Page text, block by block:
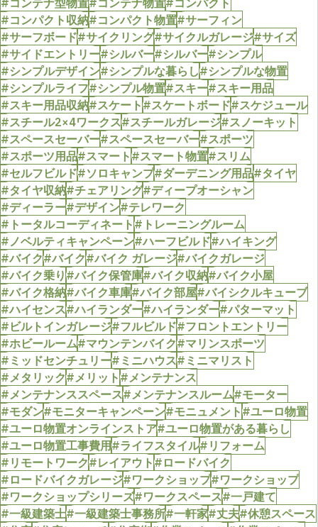
#コンテナ型物置#コンテナ物置#コンパクト
#コンパクト収納#コンパクト物置#サーフィン
#サーフボード#サイクリング#サイクルガレージ#サイズ
#サイドエントリー#シルバー#シルバー#シンプル
#シンプルデザイン#シンプルな暮らし#シンプルな物置
#シンプルライフ#シンプル物置#スキー#スキー用品
#スキー用品収納#スケート#スケートボード#スケジュール
#スチール2×4ワークス#スチールガレージ#スノーキット
#スペースセーバー#スペースセーバー#スポーツ
#スポーツ用品#スマート#スマート物置#スリム
#セルフビルド#ソロキャンプ#ダーデニング用品#タイヤ
#タイヤ収納#チェアリング#ディープオーシャン
#ディーラー#デザイン#テレワーク
#トータルコーディネート#トレーニングルーム
#ノベルティキャンペーン#ハーフビルド#ハイキング
#バイク#バイク#バイク ガレージ#バイクガレージ
#バイク乗り#バイク保管庫#バイク収納#バイク小屋
#バイク格納#バイク車庫#バイク部屋#バイシクルキューブ
#ハイセンス#ハイランダー#ハイランダー#パターマット
#ビルトインガレージ#フルビルド#フロントエントリー
#ホビールーム#マウンテンバイク#マリンスポーツ
#ミッドセンチュリー#ミニハウス#ミニマリスト
#メタリック#メリット#メンテナンス
#メンテナンススペース#メンテナンスルーム#モーター
#モダン#モニターキャンペーン#モニュメント#ユーロ物置
#ユーロ物置オンラインストア#ユーロ物置がある暮らし
#ユーロ物置工事費用#ライフスタイル#リフォーム
#リモートワーク#レイアウト#ロードバイク
#ロードバイクガレージ#ワークショップ#ワークショップ
#ワークショップシリーズ#ワークスペース#一戸建て
#一級建築士#一級建築士事務所#一軒家#丈夫#休憩スペース